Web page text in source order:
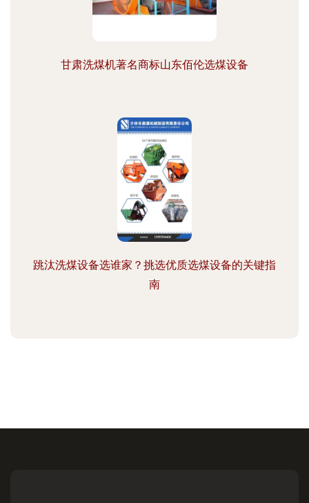
甘肃洗煤机著名商标山东佰伦选煤设备
跳汰洗煤设备选谁家？挑选优质选煤设备的关键指
南